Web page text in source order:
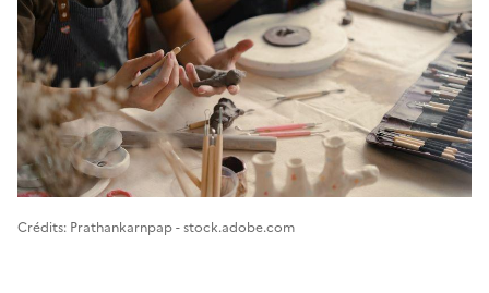
Image 1
Crédits: Prathankarnpap - stock.adobe.com